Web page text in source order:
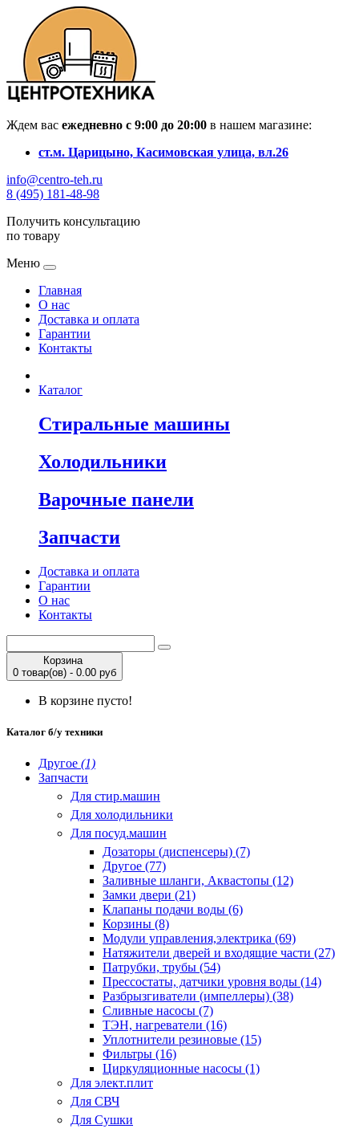
Ждем вас ежедневно с 9:00 до 20:00 в нашем магазине:
ст.м. Царицыно, Касимовская улица, вл.26
info@centro-teh.ru
8 (495) 181-48-98
Получить консультацию
по товару
Меню
Главная
О нас
Доставка и оплата
Гарантии
Контакты
Каталог
Стиральные машины
Холодильники
Варочные панели
Запчасти
Доставка и оплата
Гарантии
О нас
Контакты
Корзина
0 товар(ов) - 0.00 руб
В корзине пусто!
Каталог б/у техники
Другое (1)
Запчасти
Для стир.машин
Для холодильники
Для посуд.машин
Дозаторы (диспенсеры) (7)
Другое (77)
Заливные шланги, Аквастопы (12)
Замки двери (21)
Клапаны подачи воды (6)
Корзины (8)
Модули управления,электрика (69)
Натяжители дверей и входящие части (27)
Патрубки, трубы (54)
Прессостаты, датчики уровня воды (14)
Разбрызгиватели (импеллеры) (38)
Сливные насосы (7)
ТЭН, нагреватели (16)
Уплотнители резиновые (15)
Фильтры (16)
Циркуляционные насосы (1)
Для элект.плит
Для СВЧ
Для Сушки